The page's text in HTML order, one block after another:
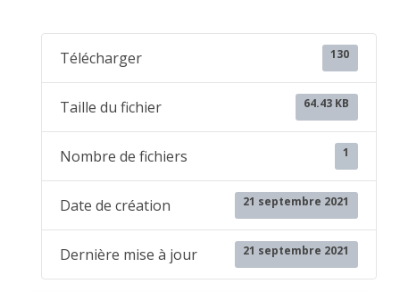
Télécharger 130
Taille du fichier 64.43 KB
Nombre de fichiers 1
Date de création 21 septembre 2021
Dernière mise à jour 21 septembre 2021